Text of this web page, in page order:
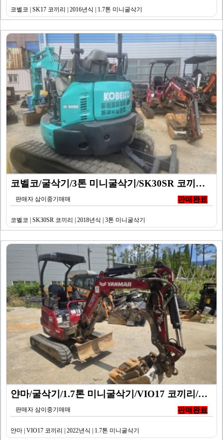
코벨코 | SK17 코끼리 | 2016년식 | 1.7톤 미니굴삭기
코벨코/굴삭기/3톤 미니굴삭기/SK30SR 코끼리/20…
판매자 삼이중기매매 판매완료
코벨코 | SK30SR 코끼리 | 2018년식 | 3톤 미니굴삭기
얀마/굴삭기/1.7톤 미니굴삭기/VIO17 코끼리/20…
판매자 삼이중기매매 판매완료
얀마 | VIO17 코끼리 | 2022년식 | 1.7톤 미니굴삭기